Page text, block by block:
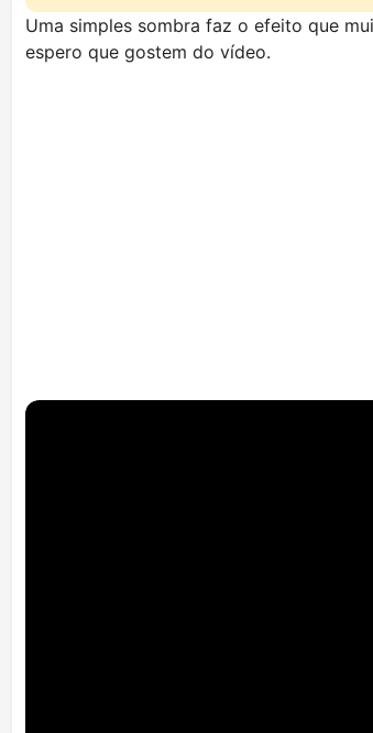
Uma simples sombra faz o efeito que
espero que gostem do vídeo.